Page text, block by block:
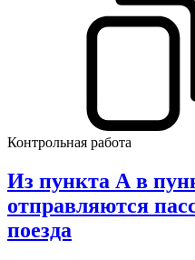
Контрольная работа
Из пункта А в
отправляются
поезда